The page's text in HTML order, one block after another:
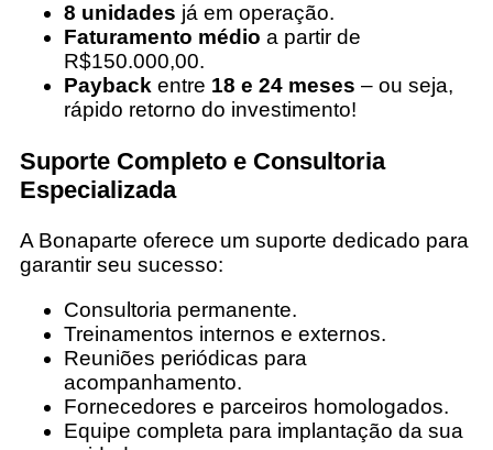
8 unidades já em operação.
Faturamento médio a partir de
R$150.000,00.
Payback entre 18 e 24 meses – ou seja,
rápido retorno do investimento!
Suporte Completo e Consultoria
Especializada
A Bonaparte oferece um suporte dedicado para
garantir seu sucesso:
Consultoria permanente.
Treinamentos internos e externos.
Reuniões periódicas para
acompanhamento.
Fornecedores e parceiros homologados.
Equipe completa para implantação da sua